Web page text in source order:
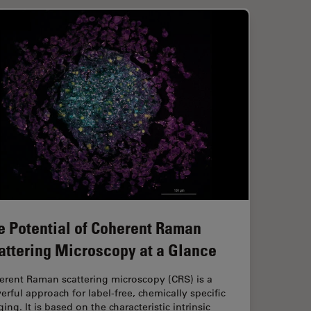
Potential of Coherent Raman
Microscopy at a Glance
Raman scattering microscopy (CRS) is a
approach for label-free, chemically specific
It is based on the characteristic intrinsic